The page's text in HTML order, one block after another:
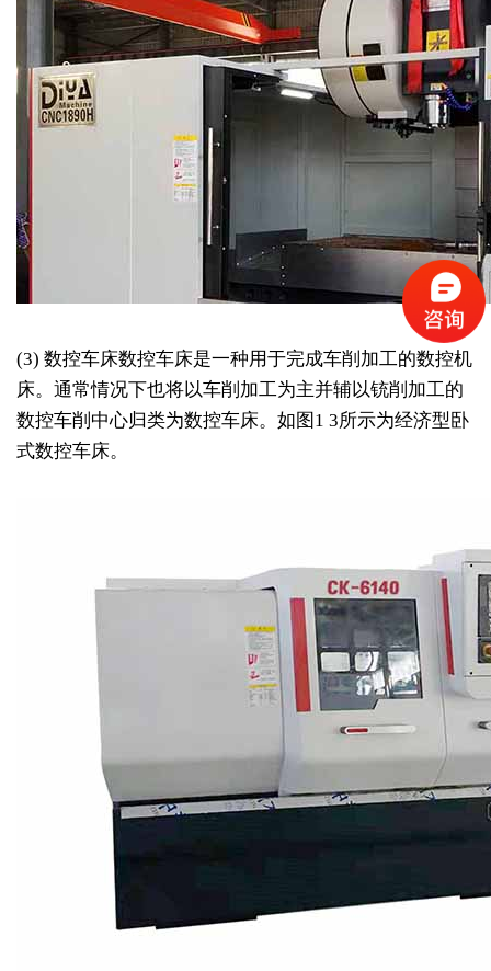
(3) 数控车床数控车床是一种用于完成车削加工的数控机
床。通常情况下也将以车削加工为主并辅以铳削加工的
数控车削中心归类为数控车床。如图1 3所示为经济型卧
式数控车床。